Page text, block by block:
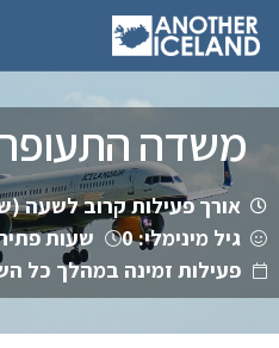
משדה התעופה
אורך פעילות קרוב לשעה
גיל מינימלי: 0
שעות פתיחה:
פעילות זמינה במהלך כל